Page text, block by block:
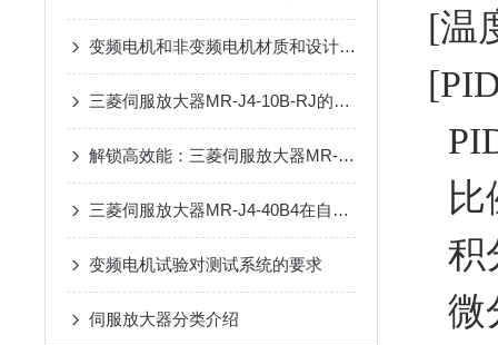
变频电机和非变频电机材质和设计的不同之处
三菱伺服放大器MR-J4-10B-RJ的驱动方式
解锁高效能：三菱伺服放大器MR-J4-60B全面解析
三菱伺服放大器MR-J4-40B4在自动化设备中的应用：提升运行稳定性与控制精度
变频电机试验对测试系统的要求
伺服放大器分类介绍
[温
比
积
微